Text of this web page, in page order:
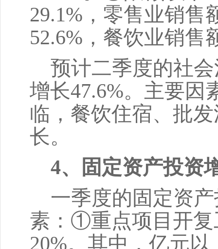
29.1%，零售业销售
52.6%，餐饮业销售
预计二季度的社
增长47.6%。主要因
临，餐饮住宿、批
长。
4、固定资产投资
一季度的固定资
素：①重点项目开复
20%。其中，亿元